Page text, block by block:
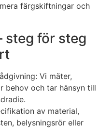
färgskiftningar och
steg för steg
Vi mäter,
behov och tar hänsyn till
av material,
belysningsrör eller